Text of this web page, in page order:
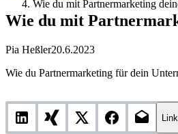
Wie du mit Partnermarketing
Wie du mit
Pia Heßler20.6.2023
Wie du Partnermarketing für dein